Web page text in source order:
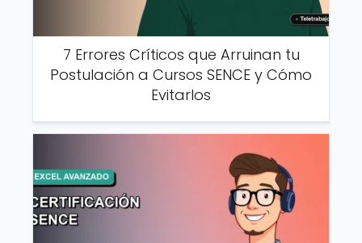
7 Errores Críticos que Arruinan tu
Postulación a Cursos SENCE y Cómo
Evitarlos